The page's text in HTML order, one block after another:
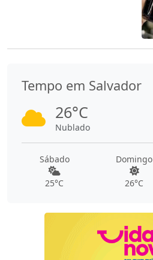
Tempo em Salvador
26°C
Nublado
Sábado
25°C
Domingo
26°C